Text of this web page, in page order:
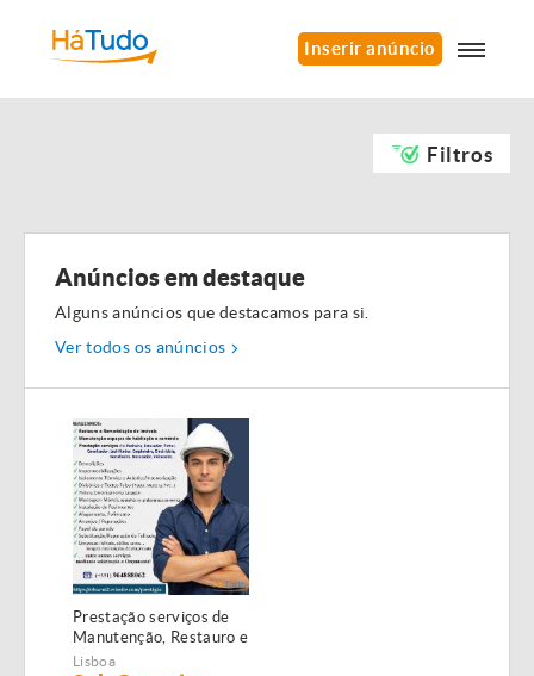
Inserir anúncio
Filtros
Anúncios em destaque
Alguns anúncios que destacamos para si.
Ver todos os anúncios
Prestação serviços de
Manutenção, Restauro e
Remodelação de
Lisboa